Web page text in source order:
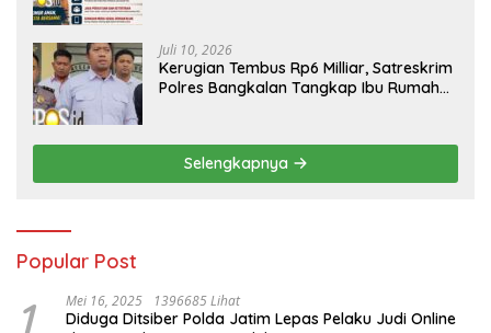
Juli 10, 2026
Kerugian Tembus Rp6 Milliar, Satreskrim
Polres Bangkalan Tangkap Ibu Rumah
Selengkapnya
Popular Post
1 Mei 16, 2025 1396685 Lihat
Diduga Ditsiber Polda Jatim Lepas Pelaku Judi Online